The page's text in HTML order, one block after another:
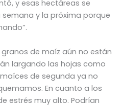
y esas hectáreas se
y la próxima porque
de maíz aún no están
largando las hojas como
de segunda ya no
En cuanto a los
estrés muy alto. Podrían